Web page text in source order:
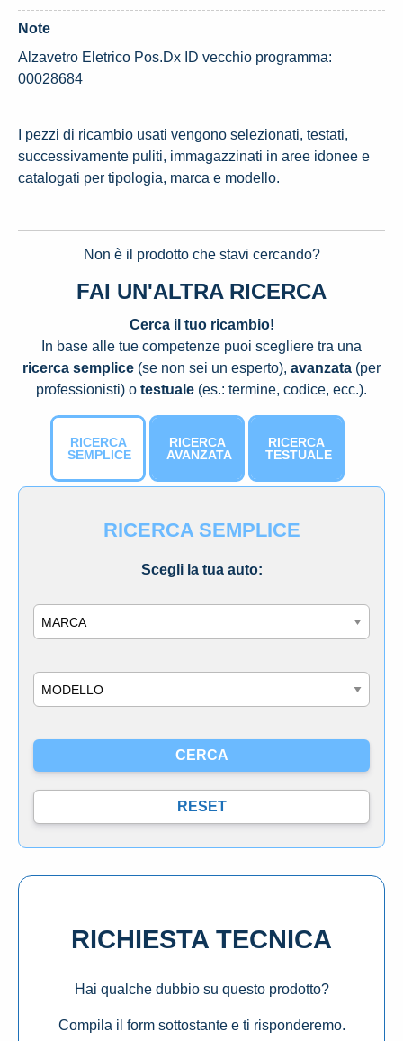
Note
Alzavetro Eletrico Pos.Dx ID vecchio programma:
00028684
I pezzi di ricambio usati vengono selezionati, testati,
successivamente puliti, immagazzinati in aree idonee e
catalogati per tipologia, marca e modello.
Non è il prodotto che stavi cercando?
FAI UN'ALTRA RICERCA
Cerca il tuo ricambio!
In base alle tue competenze puoi scegliere tra una
ricerca semplice (se non sei un esperto), avanzata (per
professionisti) o testuale (es.: termine, codice, ecc.).
RICERCA
SEMPLICE
RICERCA
AVANZATA
RICERCA
TESTUALE
RICERCA SEMPLICE
Scegli la tua auto:
RICHIESTA TECNICA
Hai qualche dubbio su questo prodotto?
Compila il form sottostante e ti risponderemo.